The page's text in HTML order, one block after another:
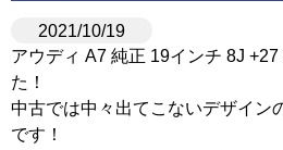
2021/10/19
アウディ A7 純正 19インチ 8J
た！
中古では中々出てこないデザイン
です！